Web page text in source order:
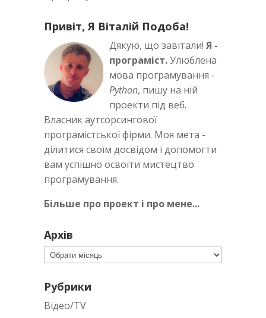
Привіт, Я Віталій Подоба!
Дякую, що завітали! Я -
програміст.Улюблена
мова програмування -
Python, пишу на ній
проекти під веб.
Власник аутсорсингової
програмістської фірми. Моя мета -
ділитися своїм досвідом і допомогти
вам успішно освоїти мистецтво
програмування.
Більше про проект і про мене...
Архів
Архів
Рубрики
Відео/TV